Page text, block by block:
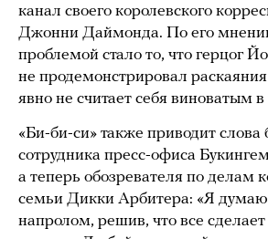
канал своего королевского
Джонни Даймонда. По его
проблемой стало то, что герцог
не продемонстрировал
явно не считает себя виноватым
«Би-би-си» также приводит слова
сотрудника пресс-офиса
а теперь обозревателя по делам
семьи Дикки Арбитера: «Я
напролом, решив, что все сделает